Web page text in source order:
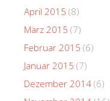
April 2015 (8)
März 2015 (7)
Februar 2015 (6)
Januar 2015 (7)
Dezember 2014 (6)